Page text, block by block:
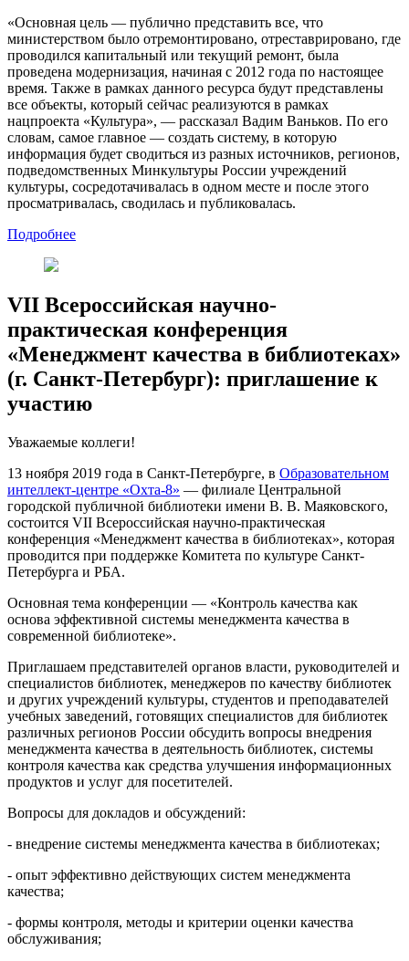
«Основная цель — публично представить все, что
министерством было отремонтировано, отреставрировано, где
проводился капитальный или текущий ремонт, была
проведена модернизация, начиная с 2012 года по настоящее
время. Также в рамках данного ресурса будут представлены
все объекты, который сейчас реализуются в рамках
нацпроекта «Культура», — рассказал Вадим Ваньков. По его
словам, самое главное — создать систему, в которую
информация будет сводиться из разных источников, регионов,
подведомственных Минкультуры России учреждений
культуры, сосредотачивалась в одном месте и после этого
просматривалась, сводилась и публиковалась.
Подробнее
VII Всероссийская научно-
практическая конференция
«Менеджмент качества в библиотеках»
(г. Санкт-Петербург): приглашение к
участию
Уважаемые коллеги!
13 ноября 2019 года в Санкт-Петербурге, в Образовательном
интеллект-центре «Охта-8» — филиале Центральной
городской публичной библиотеки имени В. В. Маяковского,
состоится VII Всероссийская научно-практическая
конференция «Менеджмент качества в библиотеках», которая
проводится при поддержке Комитета по культуре Санкт-
Петербурга и РБА.
Основная тема конференции — «Контроль качества как
основа эффективной системы менеджмента качества в
современной библиотеке».
Приглашаем представителей органов власти, руководителей и
специалистов библиотек, менеджеров по качеству библиотек
и других учреждений культуры, студентов и преподавателей
учебных заведений, готовящих специалистов для библиотек
различных регионов России обсудить вопросы внедрения
менеджмента качества в деятельность библиотек, системы
контроля качества как средства улучшения информационных
продуктов и услуг для посетителей.
Вопросы для докладов и обсуждений:
- внедрение системы менеджмента качества в библиотеках;
- опыт эффективно действующих систем менеджмента
качества;
- формы контроля, методы и критерии оценки качества
обслуживания;